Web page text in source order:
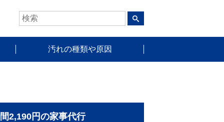
汚れの種類や原因
2,190円の家事代行